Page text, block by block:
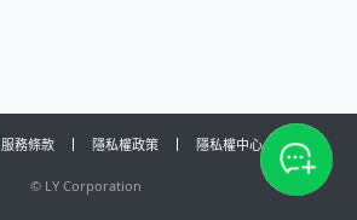
服務條款 隱私權政策 隱私權中心
© LY Corporation